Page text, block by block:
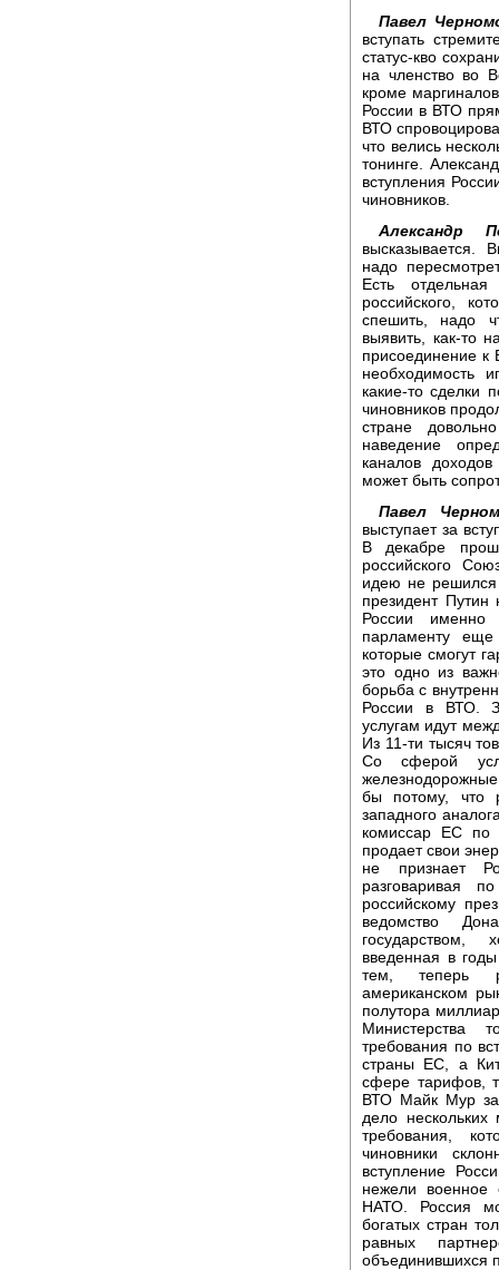
Павел
вступать
статус-кво
на членство во
кроме
России в ВТО
ВТО
что велись
тонинге.
вступления
чиновников.
Александр
высказывается.
надо
Есть отдельная
российского,
спешить, надо
выявить, как-то
присоединение к
необходимость
какие-то сделки
чиновников
стране
наведение
каналов
может быть
Павел
выступает за
В декабре
российского
идею не решился
президент
России
парламенту
которые смогут
это одно из
борьба с
России в ВТО.
услугам идут
Из 11-ти тысяч
Со сферой
железнодорожные
бы потому, что
западного
комиссар ЕС по
продает свои
не признает
разговаривая
российскому
ведомство
государством,
введенная в
тем, теперь
американском
полутора
Министерства
требования по
страны ЕС, а
сфере тарифов,
ВТО Майк Мур
дело
требования,
чиновники
вступление
нежели военное
НАТО. Россия
богатых стран
равных
объединившихся